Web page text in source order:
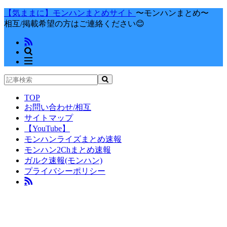
【気ままに】モンハンまとめサイト 〜モンハンまとめ〜
相互/掲載希望の方はご連絡ください😊
TOP
お問い合わせ/相互
サイトマップ
【YouTube】
モンハンライズまとめ速報
モンハン2Chまとめ速報
ガルク速報(モンハン)
プライバシーポリシー